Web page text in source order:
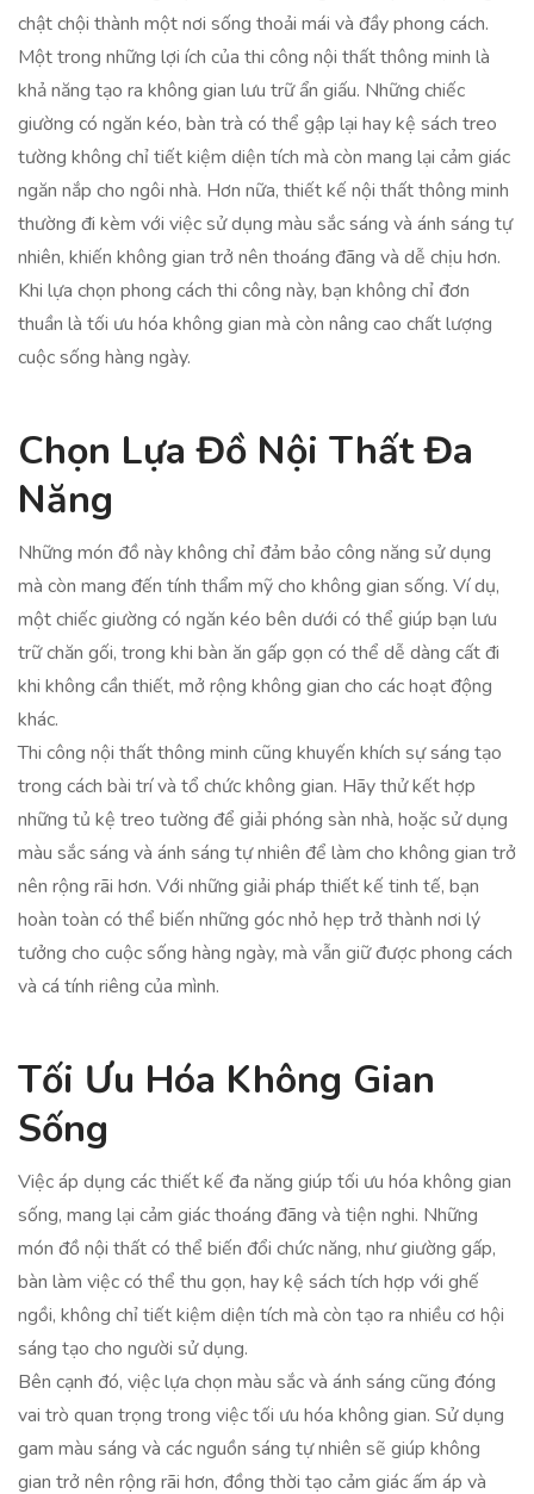
chật chội thành một nơi sống thoải mái và đầy phong cách.
Một trong những lợi ích của thi công nội thất thông minh là
khả năng tạo ra không gian lưu trữ ẩn giấu. Những chiếc
giường có ngăn kéo, bàn trà có thể gập lại hay kệ sách treo
tường không chỉ tiết kiệm diện tích mà còn mang lại cảm giác
ngăn nắp cho ngôi nhà. Hơn nữa, thiết kế nội thất thông minh
thường đi kèm với việc sử dụng màu sắc sáng và ánh sáng tự
nhiên, khiến không gian trở nên thoáng đãng và dễ chịu hơn.
Khi lựa chọn phong cách thi công này, bạn không chỉ đơn
thuần là tối ưu hóa không gian mà còn nâng cao chất lượng
cuộc sống hàng ngày.
Chọn Lựa Đồ Nội Thất Đa
Năng
Những món đồ này không chỉ đảm bảo công năng sử dụng
mà còn mang đến tính thẩm mỹ cho không gian sống. Ví dụ,
một chiếc giường có ngăn kéo bên dưới có thể giúp bạn lưu
trữ chăn gối, trong khi bàn ăn gấp gọn có thể dễ dàng cất đi
khi không cần thiết, mở rộng không gian cho các hoạt động
khác.
Thi công nội thất thông minh cũng khuyến khích sự sáng tạo
trong cách bài trí và tổ chức không gian. Hãy thử kết hợp
những tủ kệ treo tường để giải phóng sàn nhà, hoặc sử dụng
màu sắc sáng và ánh sáng tự nhiên để làm cho không gian trở
nên rộng rãi hơn. Với những giải pháp thiết kế tinh tế, bạn
hoàn toàn có thể biến những góc nhỏ hẹp trở thành nơi lý
tưởng cho cuộc sống hàng ngày, mà vẫn giữ được phong cách
và cá tính riêng của mình.
Tối Ưu Hóa Không Gian
Sống
Việc áp dụng các thiết kế đa năng giúp tối ưu hóa không gian
sống, mang lại cảm giác thoáng đãng và tiện nghi. Những
món đồ nội thất có thể biến đổi chức năng, như giường gấp,
bàn làm việc có thể thu gọn, hay kệ sách tích hợp với ghế
ngồi, không chỉ tiết kiệm diện tích mà còn tạo ra nhiều cơ hội
sáng tạo cho người sử dụng.
Bên cạnh đó, việc lựa chọn màu sắc và ánh sáng cũng đóng
vai trò quan trọng trong việc tối ưu hóa không gian. Sử dụng
gam màu sáng và các nguồn sáng tự nhiên sẽ giúp không
gian trở nên rộng rãi hơn, đồng thời tạo cảm giác ấm áp và